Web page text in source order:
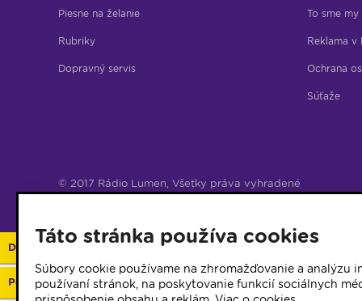
Piesne na želanie
Rubriky
Dopravný servis
To sme my
Reklama v
Ochrana
Súťaže
© 2017 Rádio Lumen, Všetky práva vyhradené
Darujte 2%
Podporte vaše rádio
Táto stránka používa cookies
Súbory cookie používame na zhromažďovanie a analýzu
používaní stránok, na poskytovanie funkcií sociálnych